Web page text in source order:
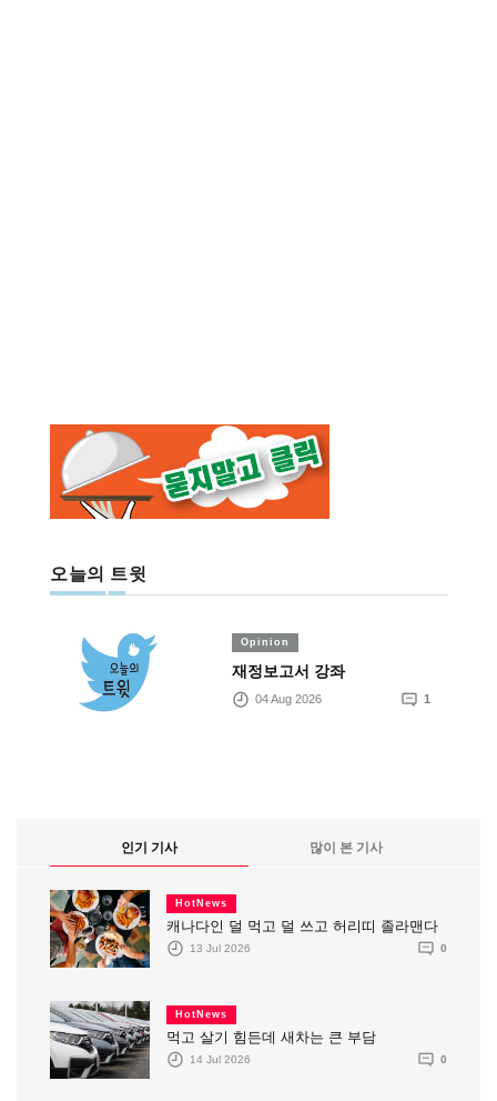
오늘의 트윗
Opinion
재정보고서 강좌
04 Aug 2026 1
인기 기사 많이 본 기사
HotNews
캐나다인 덜 먹고 덜 쓰고 허리띠 졸라맨다
13 Jul 2026 0
HotNews
먹고 살기 힘든데 새차는 큰 부담
14 Jul 2026 0